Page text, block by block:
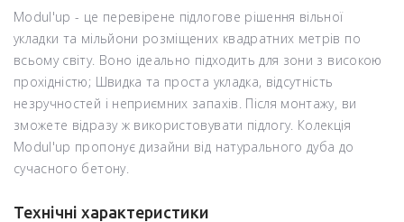
Modul'up - це перевірене підлогове рішення вільної
укладки та мільйони розміщених квадратних метрів по
всьому світу. Воно ідеально підходить для зони з високою
прохідністю; Швидка та проста укладка, відсутність
незручностей і неприємних запахів. Після монтажу, ви
зможете відразу ж використовувати підлогу. Колекція
Modul'up пропонує дизайни від натурального дуба до
сучасного бетону.
Технічні характеристики